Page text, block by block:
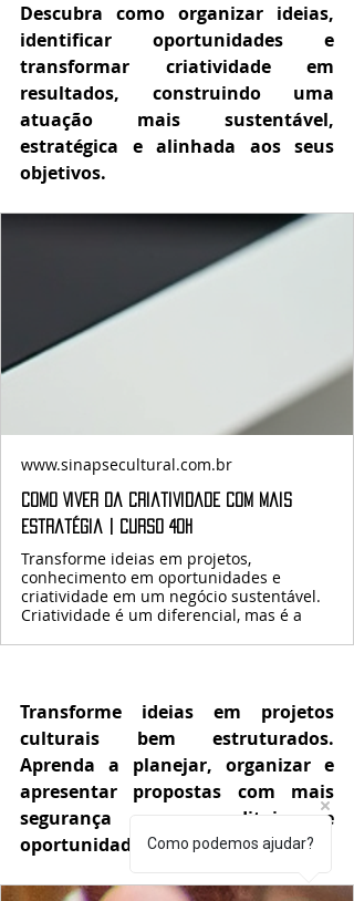
Descubra como organizar ideias,
identificar oportunidades e
transformar criatividade em
resultados, construindo uma
atuação mais sustentável,
estratégica e alinhada aos seus
objetivos.
www.sinapsecultural.com.br
Como Viver da Criatividade com Mais
Estratégia | Curso 40h
Transforme ideias em projetos,
conhecimento em oportunidades e
criatividade em um negócio sustentável.
Criatividade é um diferencial, mas é a
Transforme ideias em projetos
culturais bem estruturados.
Aprenda a planejar, organizar e
apresentar propostas com mais
segurança para editais e
oportunidades da área cultural.
Como podemos ajudar?